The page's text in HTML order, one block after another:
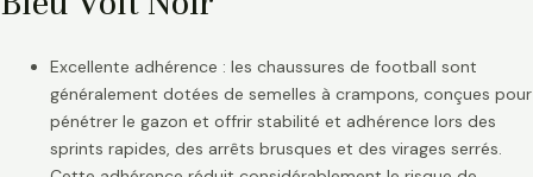
Excellente adhérence : les chaussures de football sont
généralement dotées de semelles à crampons, conçues pour
pénétrer le gazon et offrir stabilité et adhérence lors des
sprints rapides, des arrêts brusques et des virages serrés.